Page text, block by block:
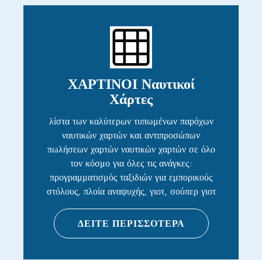
ΧΑΡΤΙΝΟΙ Ναυτικοί
Χάρτες
λίστα των καλύτερων τυπωμένων παρόχων
ναυτικών χαρτών και αντιπροσώπων
πωλήσεων χαρτών ναυτικών χαρτών σε όλο
τον κόσμο για όλες τις ανάγκες:
προγραμματισμός ταξιδιών για εμπορικούς
στόλους, πλοία αναψυχής, γιοτ, σούπερ γιοτ
ΔΕΙΤΕ ΠΕΡΙΣΣΟΤΕΡΑ